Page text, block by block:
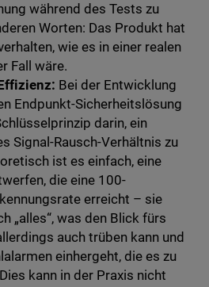
während des Tests zu
Worten: Das Produkt hat
wie es in einer realen
Fall wäre.
Bei der Entwicklung
Endpunkt-Sicherheitslösung
darin, ein
Signal-Rausch-Verhältnis zu
ist es einfach, eine
die eine 100-
erreicht – sie
„alles“, was den Blick fürs
auch trüben kann und
einhergeht, die es zu
kann in der Praxis nicht